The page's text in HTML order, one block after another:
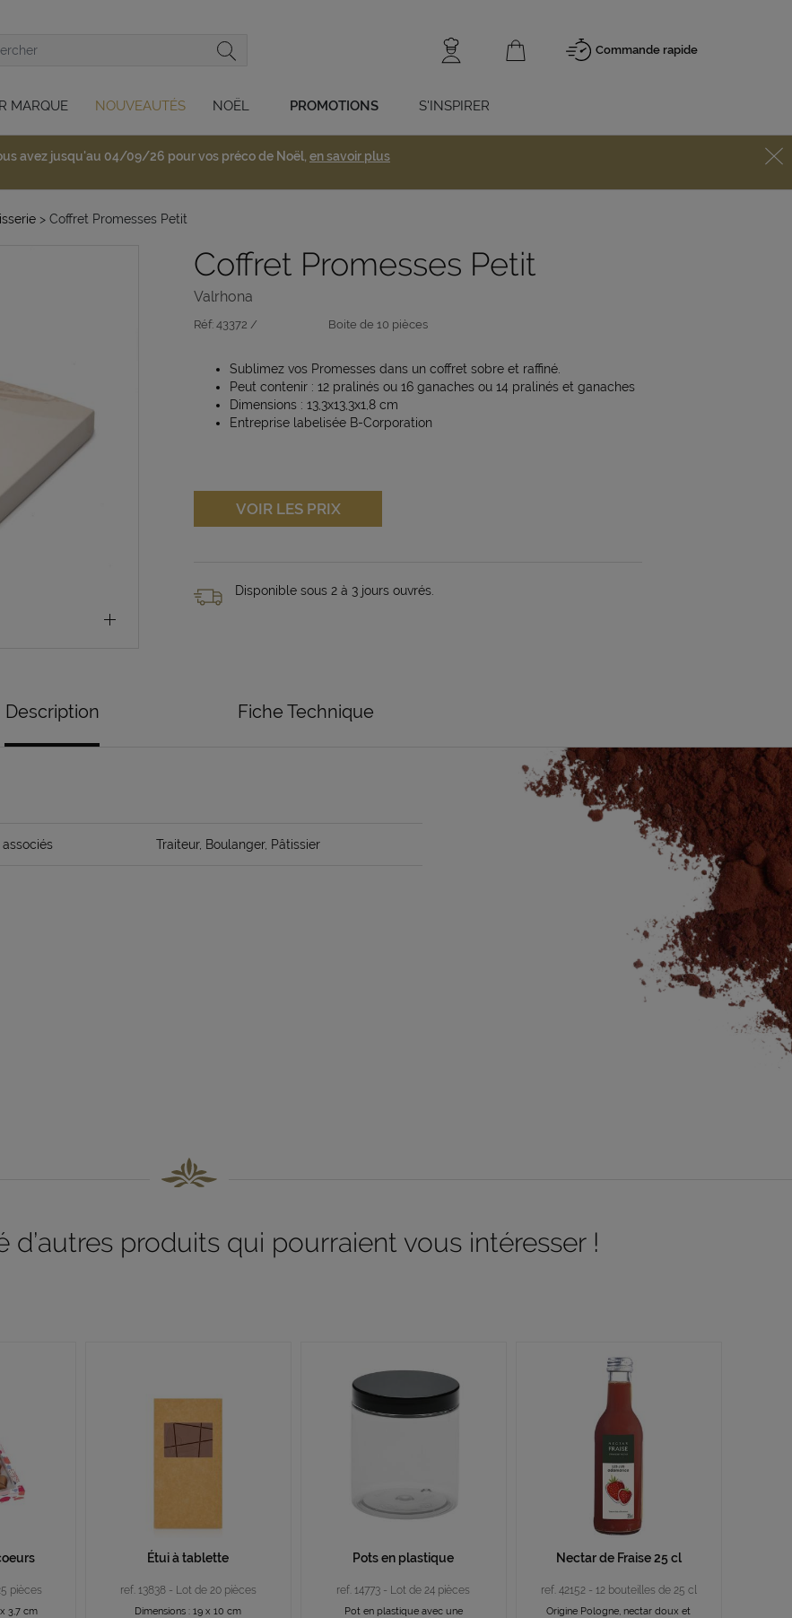
Commande rapide
MARQUE NOUVEAUTÉS NOËL PROMOTIONS S'INSPIRER
avez jusqu'au 04/09/26 pour vos préco de Noël, en savoir plus
> Coffret Promesses Petit
Coffret Promesses Petit
Valrhona
Réf: 43372 / Boite de 10 pièces
Sublimez vos Promesses dans un coffret sobre et raffiné.
Peut contenir : 12 pralinés ou 16 ganaches ou 14 pralinés et ganaches
Dimensions : 13,3x13,3x1,8 cm
Entreprise labelisée B-Corporation
VOIR LES PRIX
Disponible sous 2 à 3 jours ouvrés.
Description Fiche Technique
associés Traiteur, Boulanger, Pâtissier
d’autres produits qui pourraient vous intéresser !
pièces
3,7 cm
Étui à tablette
ref. 13838 - Lot de 20 pièces
Dimensions : 19 x 10 cm
Pots en plastique
ref. 14773 - Lot de 24 pièces
Pot en plastique avec une
Nectar de Fraise 25 cl
ref. 42152 - 12 bouteilles de 25 cl
Origine Pologne, nectar doux et